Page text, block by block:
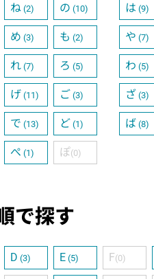
ね (2) の (10) は (9)
め (3) も (2) や (7)
れ (7) ろ (5) わ (5)
げ (11) ご (3) ざ (3)
で (13) ど (1) ば (8)
ぺ (1) ぽ(0)
で探す
D (3) E (5) F(0)